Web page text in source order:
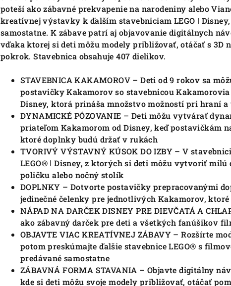
poteší ako zábavné prekvapenie na narodeniny alebo
kreatívnej výstavky k ďalším stavebniciam LEGO ǀ
samostatne. K zábave patrí aj objavovanie digitálnych
vďaka ktorej si deti môžu modely približovať, otáčať s 3D
pokrok. Stavebnica obsahuje 407 dielikov.
STAVEBNICA KAKAMOROV – Deti od 9 rokov sa
postavičky Kakamorov so stavebnicou
Disney, ktorá prináša množstvo možností pri hraní
DYNAMICKÉ PÓZOVANIE – Deti môžu vytvárať
priateľom Kakamorom od Disney, keď postavičkám
ktoré doplnky budú držať v rukách
TVORIVÝ VÝSTAVNÝ KÚSOK DO IZBY – V
LEGO® ǀ Disney, z ktorých si deti môžu vytvoriť milú
poličku alebo nočný stolík
DOPLNKY – Dotvorte postavičky prepracovanými
jedinečné čelenky pre jednotlivých Kakamorov,
NÁPAD NA DARČEK DISNEY PRE DIEVČATÁ A
ako zábavný darček pre deti a všetkých fanúšikov
OBJAVTE VIAC KREATÍVNEJ ZÁBAVY – Rozšírte
potom preskúmajte ďalšie stavebnice LEGO® s
predávané samostatne
ZÁBAVNÁ FORMA STAVANIA – Objavte digitálny
kde si deti môžu svoje modely približovať, otáčať